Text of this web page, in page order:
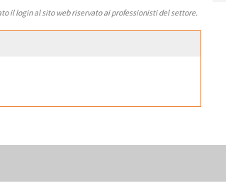
il login al sito web riservato ai professionisti del settore.